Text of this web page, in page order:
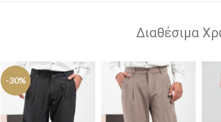
Διαθέσιμα
-30%